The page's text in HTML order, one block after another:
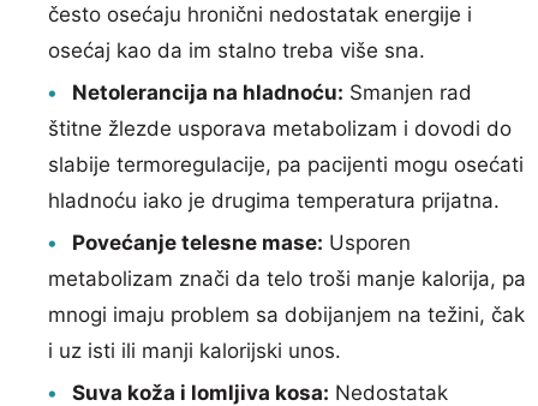
često osećaju hronični nedostatak energije i
osećaj kao da im stalno treba više sna.
Netolerancija na hladnoću: Smanjen rad
štitne žlezde usporava metabolizam i dovodi do
slabije termoregulacije, pa pacijenti mogu osećati
hladnoću iako je drugima temperatura prijatna.
Povećanje telesne mase: Usporen
metabolizam znači da telo troši manje kalorija, pa
mnogi imaju problem sa dobijanjem na težini, čak
i uz isti ili manji kalorijski unos.
Suva koža i lomljiva kosa: Nedostatak